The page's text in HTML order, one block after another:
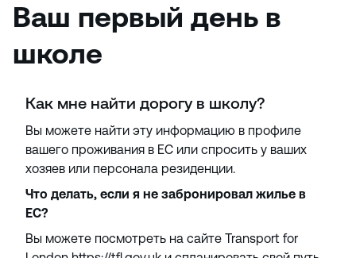
Ваш первый день в
школе
Как мне найти дорогу в школу?
Вы можете найти эту информацию в профиле
вашего проживания в EC или спросить у ваших
хозяев или персонала резиденции.
Что делать, если я не забронировал жилье в
EC?
Вы можете посмотреть на сайте Transport for